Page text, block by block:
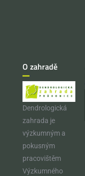
O zahradě
Dendrologická
zahrada je
výzkumným a
pokusným
pracovištěm
Výzkumného